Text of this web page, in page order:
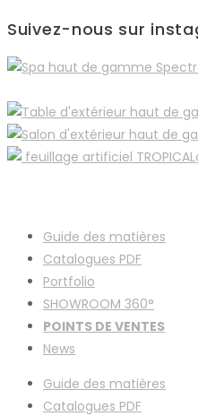
Suivez-nous sur
Guide des matières
Catalogues PDF
Portfolio
SHOWROOM 360°
POINTS DE VENTES
News
Guide des matières
Catalogues PDF